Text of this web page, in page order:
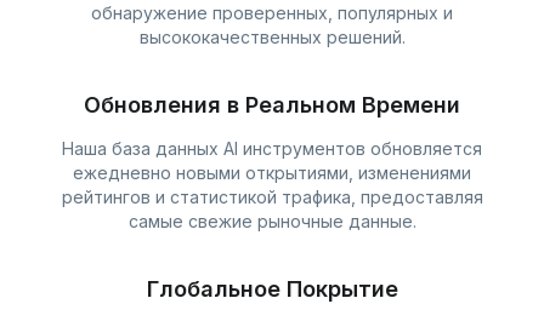
обнаружение проверенных, популярных и
высококачественных решений.
Обновления в Реальном Времени
Наша база данных AI инструментов обновляется
ежедневно новыми открытиями, изменениями
рейтингов и статистикой трафика, предоставляя
самые свежие рыночные данные.
Глобальное Покрытие